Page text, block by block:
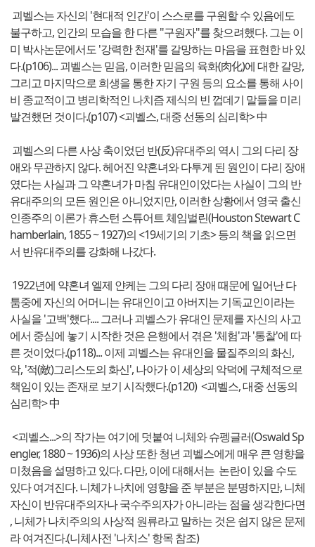
괴벨스는 자신의 '현대적 인간'이 스스로를 구원할 수 있음에도
불구하고, 인간의 모습을 한 다른 "구원자"를 찾으려했다. 그는 이
미 박사논문에서도 '강력한 천재'를 갈망하는 마음을 표현한 바 있
다.(p106)... 괴벨스는 믿음, 이러한 믿음의 육화(肉化)에 대한 갈망,
그리고 마지막으로 희생을 통한 자기 구원 등의 요소를 통해 사이
비 종교적이고 병리학적인 나치즘 제식의 빈 껍데기 말들을 미리
발견했던 것이다.(p107) <괴벨스, 대중 선동의 심리학> 中
괴벨스의 다른 사상 축이었던 반(反)유대주의 역시 그의 다리 장
애와 무관하지 않다. 헤어진 약혼녀와 다투게 된 원인이 다리 장애
였다는 사실과 그 약혼녀가 마침 유대인이었다는 사실이 그의 반
유대주의의 모든 원인은 아니었지만, 이러한 상황에서 영국 출신
인종주의 이론가 휴스턴 스튜어트 체임벌린(Houston Stewart C
hamberlain, 1855 ~ 1927)의 <19세기의 기초> 등의 책을 읽으면
서 반유대주의를 강화해 나갔다.
1922년에 약혼녀 엘제 얀케는 그의 다리 장애 때문에 일어난 다
툼중에 자신의 어머니는 유대인이고 아버지는 기독교인이라는
사실을 '고백'했다.... 그러나 괴벨스가 유대인 문제를 자신의 사고
에서 중심에 놓기 시작한 것은 은행에서 겪은 '체험'과 '통찰'에 따
른 것이었다.(p118)... 이제 괴벨스는 유대인을 물질주의의 화신,
악, '적(敵)그리스도의 화신', 나아가 이 세상의 악덕에 구체적으로
책임이 있는 존재로 보기 시작했다.(p120) <괴벨스, 대중 선동의
심리학> 中
<괴벨스...>의 작가는 여기에 덧붙여 니체와 슈펭글러(Oswald Sp
engler, 1880 ~ 1936)의 사상 또한 청년 괴벨스에게 매우 큰 영향을
미쳤음을 설명하고 있다. 다만, 이에 대해서는 논란이 있을 수도
있다 여겨진다. 니체가 나치에 영향을 준 부분은 분명하지만, 니체
자신이 반유대주의자나 국수주의자가 아니라는 점을 생각한다면
, 니체가 나치주의의 사상적 원류라고 말하는 것은 쉽지 않은 문제
라 여겨진다.(니체사전 '나치스' 항목 참조)